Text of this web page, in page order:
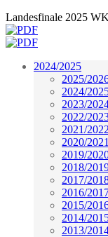
Landesfinale 2025
2024/2025
2025/
2024/
2023/
2022/
2021/2022
2020/2021
2019/
2018/
2017/
2016/
2015/
2014/
2013/